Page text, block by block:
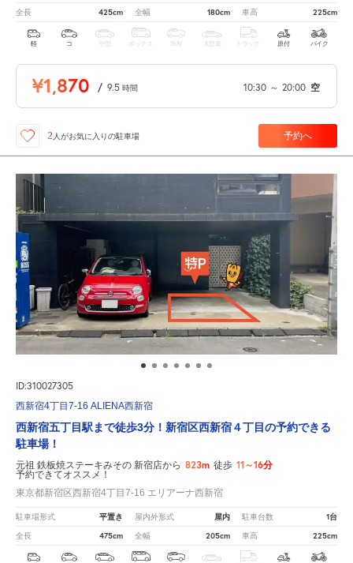
全長 425cm 全幅 180cm 車高 225cm
軽 コ 中型 ボックス SUV 大型車 トラック 原付 バイク
¥1,870 / 9.5 時間 10:30 ～ 20:00 空
2 人がお気に入りの駐車場 予約へ
ID:310027305
西新宿4丁目7-16 ALIENA西新宿
西新宿五丁目駅まで徒歩3分！新宿区西新宿４丁目の予約できる
駐車場！
元祖 鉄板焼ステーキみその 新宿店から 823m 徒歩 11～16分
予約できてオススメ！
東京都新宿区西新宿4丁目7-16 エリアーナ西新宿
駐車場形式 平置き 屋内外形式 屋内 駐車台数 1台
全長 475cm 全幅 205cm 車高 225cm